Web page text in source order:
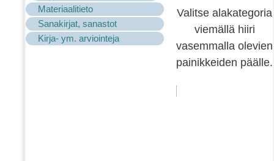
Materiaalitieto
Sanakirjat, sanastot
Kirja- ym. arviointeja
Valitse alakategoria
viemällä hiiri
vasemmalla olevien
painikkeiden päälle.